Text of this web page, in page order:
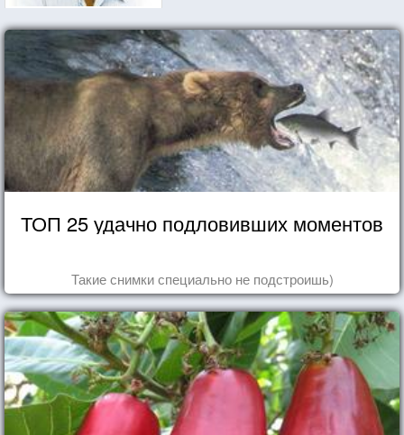
ТОП 25 удачно подловивших моментов
Такие снимки специально не подстроишь)